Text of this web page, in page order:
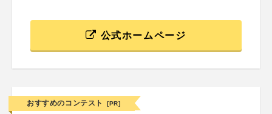
公式ホームページ
おすすめのコンテスト [PR]